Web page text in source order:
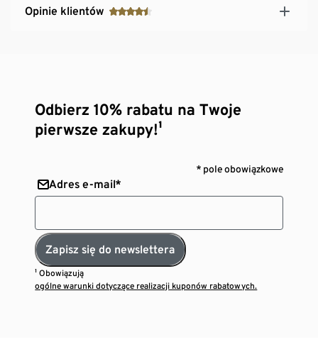
Opinie klientów
Odbierz 10% rabatu na Twoje
pierwsze zakupy!¹
* pole obowiązkowe
Adres e-mail*
Zapisz się do newslettera
¹ Obowiązują
ogólne warunki dotyczące realizacji kuponów rabatowych.